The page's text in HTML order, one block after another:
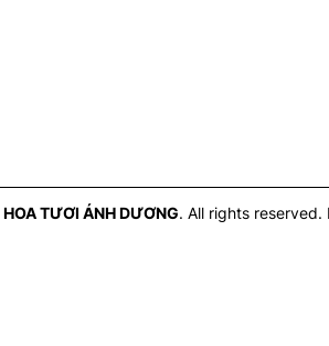
HOA TƯƠI ÁNH DƯƠNG. All rights reserved.